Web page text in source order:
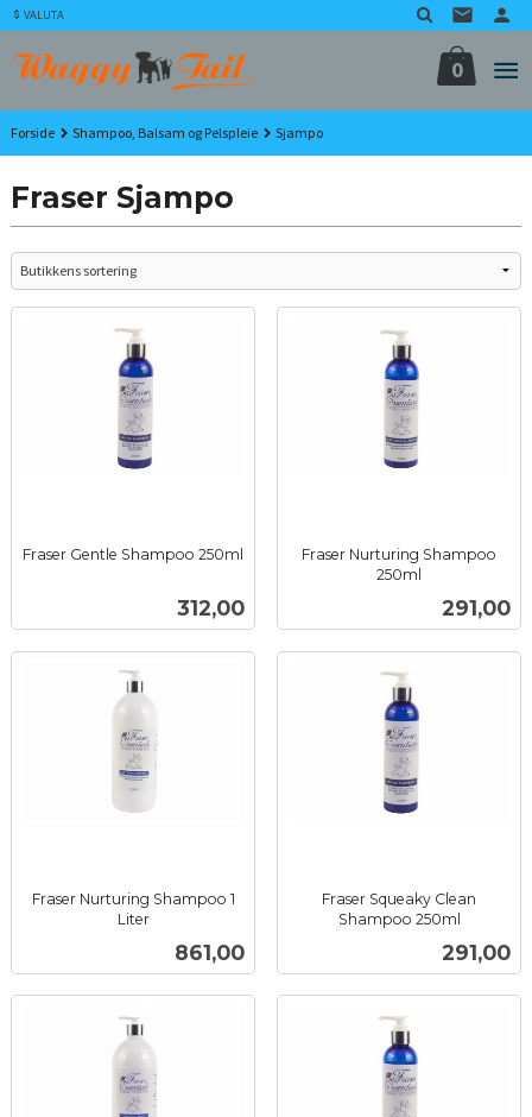
Gå
til
innholdet
VALUTA
0
Forside Shampoo, Balsam og Pelspleie Sjampo
Fraser Sjampo
Fraser Gentle Shampoo 250ml
Pris
312,00
Fraser Nurturing Shampoo
250ml
Pris
291,00
Fraser Nurturing Shampoo 1
Liter
Pris
861,00
Fraser Squeaky Clean
Shampoo 250ml
Pris
291,00